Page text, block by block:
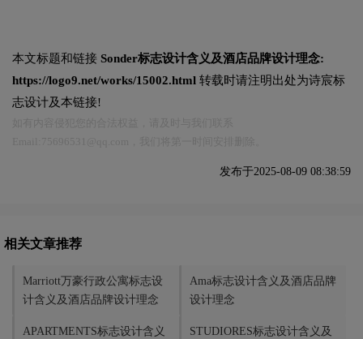
本文标题和链接 Sonder标志设计含义及酒店品牌设计理念:
https://logo9.net/works/15002.html 转载时请注明出处为诗宸标
志设计及本链接!
发布于2025-08-09 08:38:59
相关文章推荐
Marriott万豪行政公寓标志设
计含义及酒店品牌设计理念
Ama标志设计含义及酒店品牌
设计理念
APARTMENTS标志设计含义
STUDIORES标志设计含义及